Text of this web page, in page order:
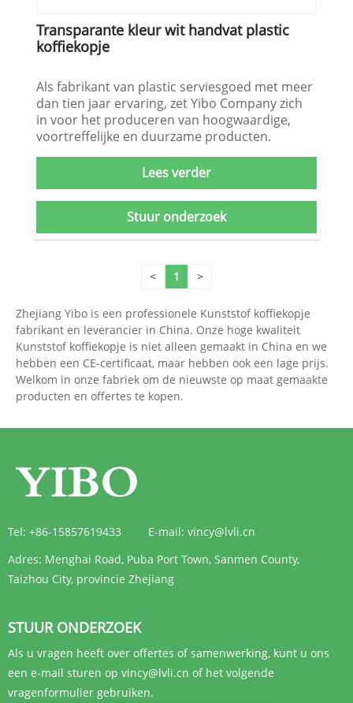
Transparante kleur wit handvat plastic
koffiekopje
Als fabrikant van plastic serviesgoed met meer
dan tien jaar ervaring, zet Yibo Company zich
in voor het produceren van hoogwaardige,
voortreffelijke en duurzame producten.
Lees verder
Stuur onderzoek
< 1 >
Zhejiang Yibo is een professionele Kunststof koffiekopje
fabrikant en leverancier in China. Onze hoge kwaliteit
Kunststof koffiekopje is niet alleen gemaakt in China en we
hebben een CE-certificaat, maar hebben ook een lage prijs.
Welkom in onze fabriek om de nieuwste op maat gemaakte
producten en offertes te kopen.
Tel: +86-15857619433 E-mail: vincy@lvli.cn
Adres: Menghai Road, Puba Port Town, Sanmen County,
Taizhou City, provincie Zhejiang
STUUR ONDERZOEK
Als u vragen heeft over offertes of samenwerking, kunt u ons
een e-mail sturen op vincy@lvli.cn of het volgende
vragenformulier gebruiken.